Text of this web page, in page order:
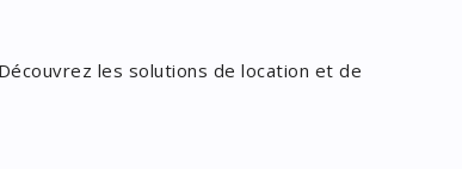
les solutions de location et de